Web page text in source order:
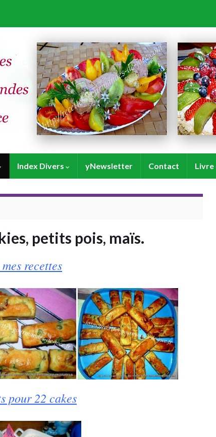
Index Divers yNewsletter Contact Livre
petits pois, maïs.
recettes
pour 22 cakes